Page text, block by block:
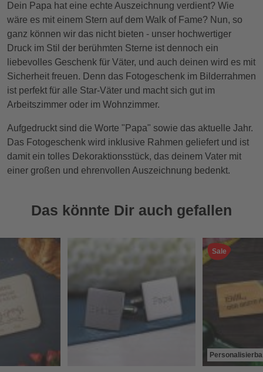
Dein Papa hat eine echte Auszeichnung verdient? Wie
wäre es mit einem Stern auf dem Walk of Fame? Nun, so
ganz können wir das nicht bieten - unser hochwertiger
Druck im Stil der berühmten Sterne ist dennoch ein
liebevolles Geschenk für Väter, und auch deinen wird es mit
Sicherheit freuen. Denn das Fotogeschenk im Bilderrahmen
ist perfekt für alle Star-Väter und macht sich gut im
Arbeitszimmer oder im Wohnzimmer.
Aufgedruckt sind die Worte "Papa" sowie das aktuelle Jahr.
Das Fotogeschenk wird inklusive Rahmen geliefert und ist
damit ein tolles Dekoraktionsstück, das deinem Vater mit
einer großen und ehrenvollen Auszeichnung bedenkt.
Das könnte Dir auch gefallen
Sale